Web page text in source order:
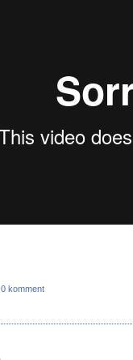
0 komment